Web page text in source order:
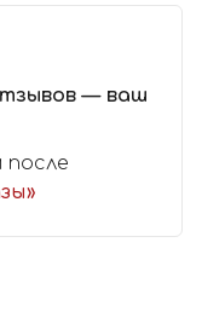
— ваш
после